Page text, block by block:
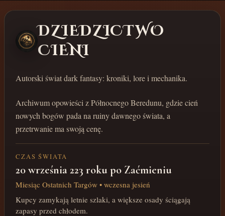
DZIEDZICTWO
CIENI
Autorski świat dark fantasy: kroniki, lore i mechanika.
Archiwum opowieści z Północnego Beredunu, gdzie cień
nowych bogów pada na ruiny dawnego świata, a
przetrwanie ma swoją cenę.
CZAS ŚWIATA
20 września 223 roku po Zaćmieniu
Miesiąc Ostatnich Targów • wczesna jesień
Kupcy zamykają letnie szlaki, a większe osady ściągają
zapasy przed chłodem.